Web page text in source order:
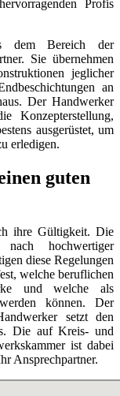
Profis
dem Bereich der
Sie übernehmen
jeglicher
an
Der Handwerker
Konzepterstellung,
ausgerüstet, um
erledigen.
guten
ihre Gültigkeit. Die
nach hochwertiger
diese Regelungen
welche beruflichen
und welche als
können. Der
setzt den
Die auf Kreis- und
ist dabei
Ansprechpartner.